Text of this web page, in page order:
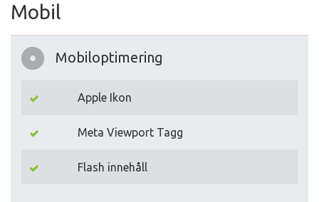
Mobil
Mobiloptimering
Apple Ikon
Meta Viewport Tagg
Flash innehåll